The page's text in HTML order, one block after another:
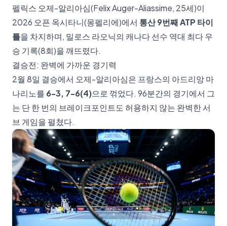
펠릭스 오제-알리아심(Felix Auger-Aliassime, 25세)이
2026 오픈 옥시타니(몽펠리에)에서 통산 9번째 ATP 타이
틀을 차지하며, 밀로스 라오닉의 캐나다 선수 역대 최다 우
승 기록(8회)을 깨뜨렸다.
결승전: 완벽에 가까운 경기력
2월 8일 결승에서 오제-알리아심은 프랑스의 아드리앙 마
나리노를 6-3, 7-6(4)으로 꺾었다. 96분간의 경기에서 그
는 단 한 번의 브레이크포인트도 허용하지 않는 완벽한 서
브 게임을 펼쳤다.